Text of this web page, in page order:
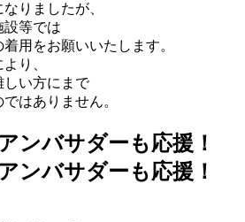
りましたが、
設等では
用をお願いいたします。
り、
しい方にまで
はありません。